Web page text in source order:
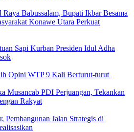
Babussalam, Bupati Ikbar Besama
Konawe Utara Perkuat
Sapi Kurban Presiden Idul Adha
Opini WTP 9 Kali Berturut-turut
Musancab PDI Perjuangan, Tekankan
Rakyat
Jalan Strategis di